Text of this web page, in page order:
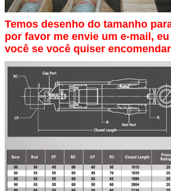
Temos desenho do tamanho
por favor me envie um e-mail,
você se você quiser